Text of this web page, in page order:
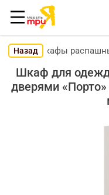
НазадШкафы
Шкаф для
дверями